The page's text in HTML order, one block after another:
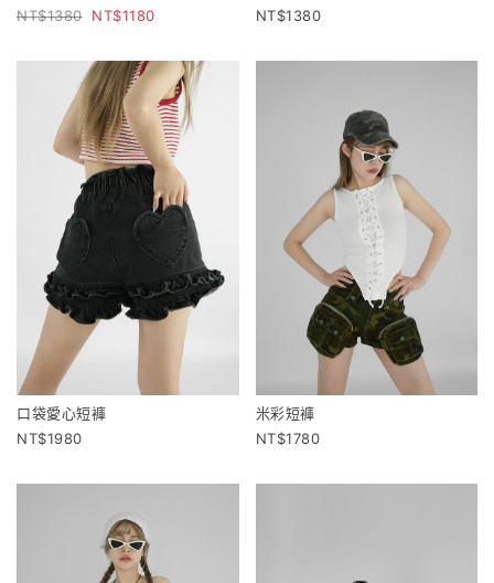
1380
1180
1380
口袋愛心短褲
1980
米彩短褲
1780